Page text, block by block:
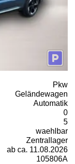
Pkw
Geländewagen
Automatik
0
5
waehlbar
Zentrallager
ab ca. 11.08.2026
105806A